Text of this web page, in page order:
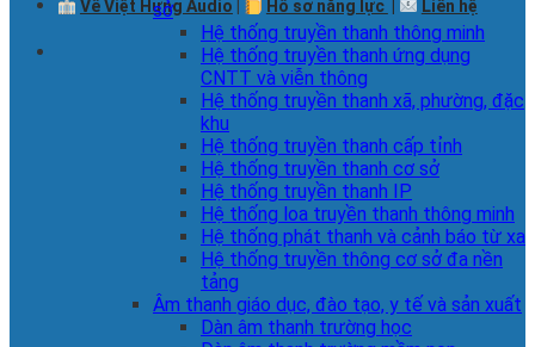
Về Việt Hưng Audio Hồ sơ năng lực Liên hệ
sở
Hệ thống truyền thanh thông minh
Hệ thống truyền thanh ứng dụng
CNTT và viễn thông
Hệ thống truyền thanh xã, phường, đặc
khu
Hệ thống truyền thanh cấp tỉnh
Hệ thống truyền thanh cơ sở
Hệ thống truyền thanh IP
Hệ thống loa truyền thanh thông minh
Hệ thống phát thanh và cảnh báo từ xa
Hệ thống truyền thông cơ sở đa nền
tảng
Âm thanh giáo dục, đào tạo, y tế và sản xuất
Dàn âm thanh trường học